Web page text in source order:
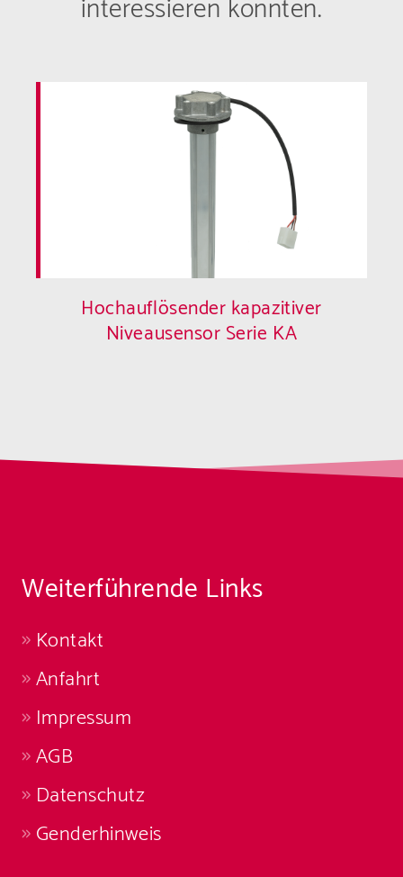
interessieren könnten.
Hochauflösender kapazitiver
Niveausensor Serie KA
Weiterführende Links
Kontakt
Anfahrt
Impressum
AGB
Datenschutz
Genderhinweis